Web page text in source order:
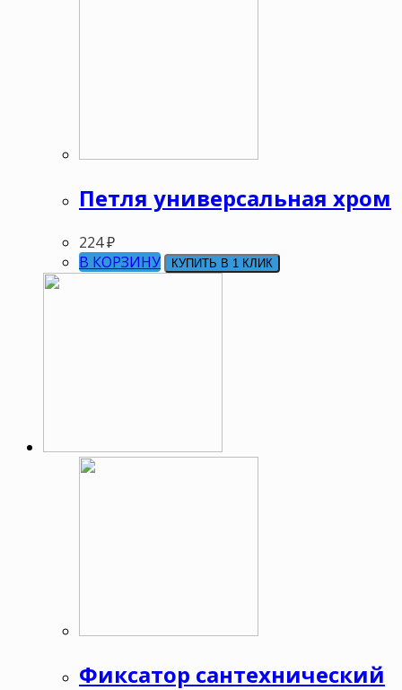
Петля универсальная хром
224₽
В КОРЗИНУ
КУПИТЬ В 1 КЛИК
Фиксатор сантехнический